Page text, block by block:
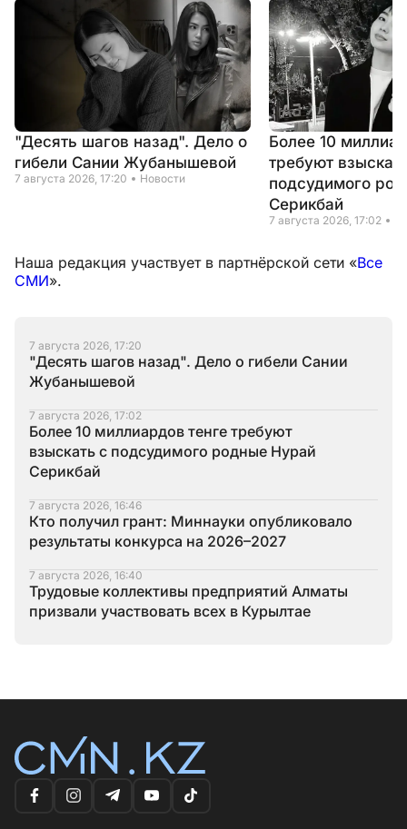
"Десять шагов назад". Дело о
гибели Сании Жубанышевой
7 августа 2026, 17:20 Новости
Более 10
требуют
подсудимого
Серикбай
7 августа 2026, 17:02
Наша редакция участвует в партнёрской сети «Все
СМИ».
7 августа 2026, 17:20
"Десять шагов назад". Дело о гибели Сании
Жубанышевой
7 августа 2026, 17:02
Более 10 миллиардов тенге требуют
взыскать с подсудимого родные Нурай
Серикбай
7 августа 2026, 16:46
Кто получил грант: Миннауки опубликовало
результаты конкурса на 2026–2027
7 августа 2026, 16:40
Трудовые коллективы предприятий Алматы
призвали участвовать всех в Курылтае